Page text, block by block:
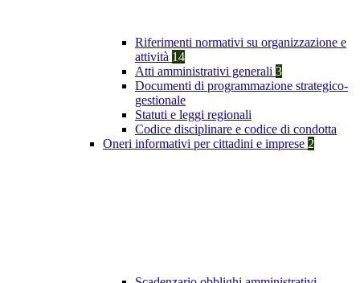
Riferimenti normativi su organizzazione e
attività 14
Atti amministrativi generali 3
Documenti di programmazione strategico-
gestionale
Statuti e leggi regionali
Codice disciplinare e codice di condotta
Oneri informativi per cittadini e imprese 2